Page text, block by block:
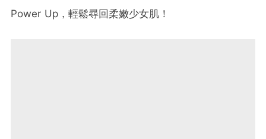
Power Up，輕鬆尋回柔嫩少女肌！